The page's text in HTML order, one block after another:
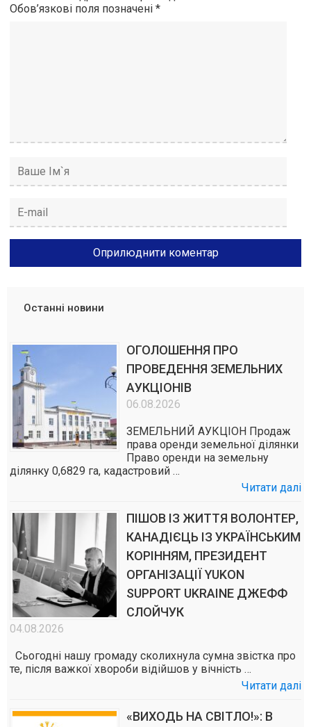
Обов’язкові поля позначені*
Останні новини
ОГОЛОШЕННЯ ПРО
ПРОВЕДЕННЯ ЗЕМЕЛЬНИХ
АУКЦІОНІВ
06.08.2026
ЗЕМЕЛЬНИЙ АУКЦІОН Продаж
права оренди земельної ділянки
Право оренди на земельну
ділянку 0,6829 га, кадастровий …
Читати далі
ПІШОВ ІЗ ЖИТТЯ ВОЛОНТЕР,
КАНАДІЄЦЬ ІЗ УКРАЇНСЬКИМ
КОРІННЯМ, ПРЕЗИДЕНТ
ОРГАНІЗАЦІЇ YUKON
SUPPORT UKRAINE ДЖЕФФ
СЛОЙЧУК
04.08.2026
Сьогодні нашу громаду сколихнула сумна звістка про
те, після важкої хвороби відійшов у вічність …
Читати далі
«ВИХОДЬ НА СВІТЛО!»: В